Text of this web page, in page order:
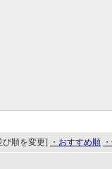
び順を変更] ・おすすめ順